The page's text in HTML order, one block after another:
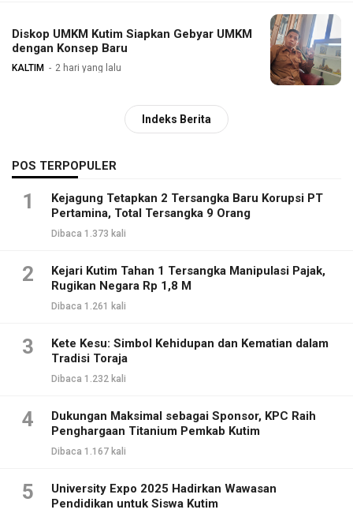
Diskop UMKM Kutim Siapkan Gebyar UMKM
dengan Konsep Baru
KALTIM 2 hari yang lalu
Indeks Berita
POS TERPOPULER
1
Kejagung Tetapkan 2 Tersangka Baru Korupsi PT
Pertamina, Total Tersangka 9 Orang
Dibaca 1.373 kali
2
Kejari Kutim Tahan 1 Tersangka Manipulasi Pajak,
Rugikan Negara Rp 1,8 M
Dibaca 1.261 kali
3
Kete Kesu: Simbol Kehidupan dan Kematian dalam
Tradisi Toraja
Dibaca 1.232 kali
4
Dukungan Maksimal sebagai Sponsor, KPC Raih
Penghargaan Titanium Pemkab Kutim
Dibaca 1.167 kali
5
University Expo 2025 Hadirkan Wawasan
Pendidikan untuk Siswa Kutim